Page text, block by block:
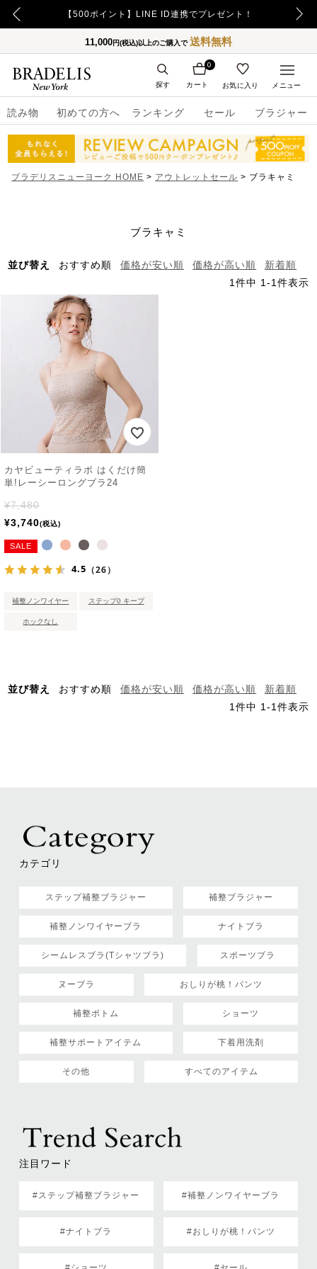
【500ポイント】LINE ID連携でプレゼント！
11,000円(税込)以上のご購入で送料無料
読み物 初めての方へ ランキング セール ブラジャー
カート
0
お気に入り
探す メニュー
ブラデリスニューヨーク HOME アウトレットセール ブラキャミ
ブラキャミ
並び替え おすすめ順 価格が安い順 価格が高い順
新着順
1 件中 1 -1 件表示
カヤビューティラボ はくだけ簡
単!レーシーロングブラ24
¥7,480
¥3,740 税込
SALE
4.5 （26）
補整ノンワイヤー ステップ0 キープ
ホックなし
並び替え おすすめ順 価格が安い順 価格が高い順
新着順
1件中 1-1件表示
カテゴリ
ステップ補整ブラジャー 補整ブラジャー
補整ノンワイヤーブラ ナイトブラ
シームレスブラ(Tシャツブラ) スポーツブラ
ヌーブラ おしりが桃！パンツ
補整ボトム ショーツ
補整サポートアイテム 下着用洗剤
その他 すべてのアイテム
注目ワード
#ステップ補整ブラジャー #補整ノンワイヤーブラ
#ナイトブラ #おしりが桃！パンツ